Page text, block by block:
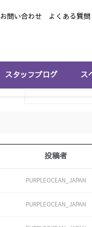
お問い合わせ よくある質問
スタッフブログ ス
投稿者
PURPLEOCEAN_JAPAN
PURPLEOCEAN_JAPAN